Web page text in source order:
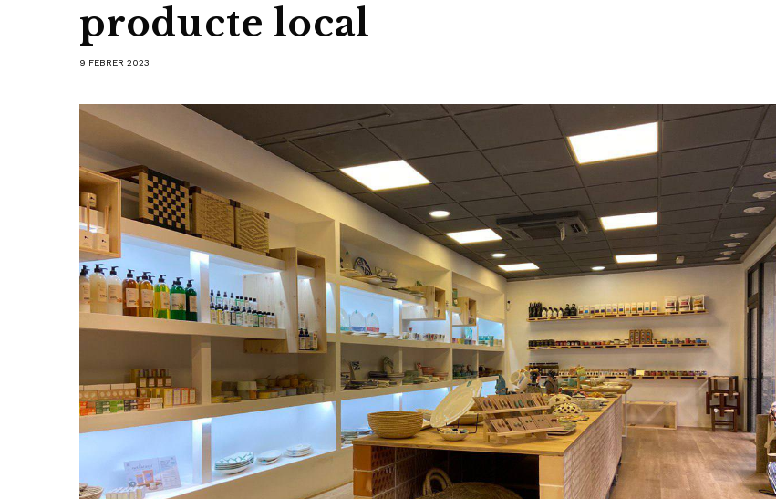
producte local
9 FEBRER 2023